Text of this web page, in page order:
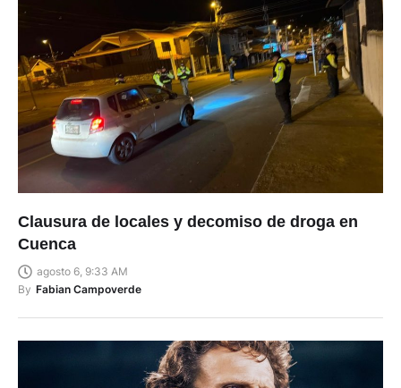
Clausura de locales y decomiso de droga en
Cuenca
agosto 6, 9:33 AM
By
Fabian Campoverde